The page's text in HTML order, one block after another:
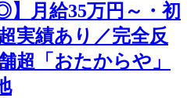
月給35万円～・初
実績あり／完全反
超「おたからや」